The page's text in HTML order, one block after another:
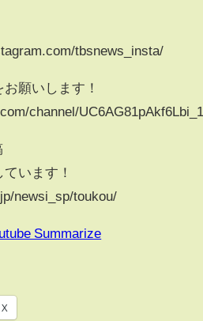
tbsnews_insta/
願いします！
channel/
います！
newsi_sp/toukou/
Summarize
X